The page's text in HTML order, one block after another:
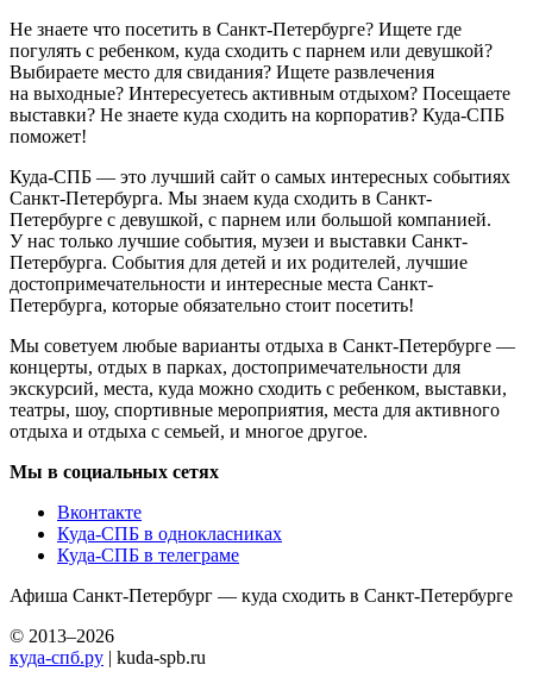
Не знаете что посетить в Санкт-Петербурге? Ищете где
погулять с ребенком, куда сходить с парнем или девушкой?
Выбираете место для свидания? Ищете развлечения
на выходные? Интересуетесь активным отдыхом? Посещаете
выставки? Не знаете куда сходить на корпоратив? Куда-СПБ
поможет!
Куда-СПБ — это лучший сайт о самых интересных событиях
Санкт-Петербурга. Мы знаем куда сходить в Санкт-
Петербурге с девушкой, с парнем или большой компанией.
У нас только лучшие события, музеи и выставки Санкт-
Петербурга. События для детей и их родителей, лучшие
достопримечательности и интересные места Санкт-
Петербурга, которые обязательно стоит посетить!
Мы советуем любые варианты отдыха в Санкт-Петербурге —
концерты, отдых в парках, достопримечательности для
экскурсий, места, куда можно сходить с ребенком, выставки,
театры, шоу, спортивные мероприятия, места для активного
отдыха и отдыха с семьей, и многое другое.
Мы в социальных сетях
Вконтакте
Куда-СПБ в однокласниках
Куда-СПБ в телеграме
Афиша Санкт-Петербург — куда сходить в Санкт-Петербурге
© 2013–2026
куда-спб.ру | kuda-spb.ru